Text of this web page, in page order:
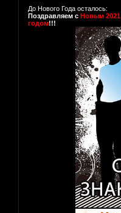
До Нового Года осталось:
Поздравляем с Новым 2021
годом!!!